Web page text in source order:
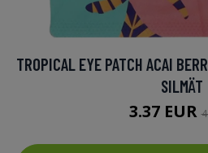
TROPICAL EYE PATCH ACAI
SILMÄT
3.37 EUR